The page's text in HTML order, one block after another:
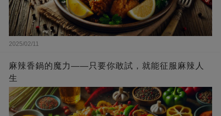
2025/02/11
麻辣香鍋的魔力——只要你敢試，就能征服麻辣人
生